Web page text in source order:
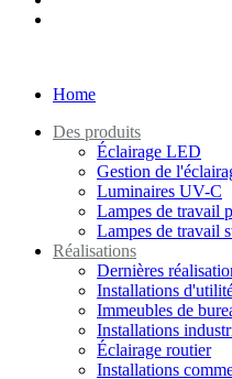
Home
Des produits
Éclairage LED
Gestion de
Luminaires UV-C
Lampes de travail
Lampes de travail
Réalisations
Dernières
Installations
Immeubles de
Installations
Éclairage routier
Installations